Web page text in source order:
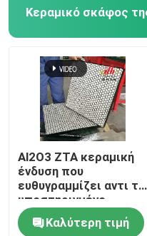
Al2O3 ZTA κεραμική
ένδυση που
ευθυγραμμίζει αντι το
υποστηριγμένο
χάλυβας λάστιχο
αντίκτυπου
Καλύτερη τιμή